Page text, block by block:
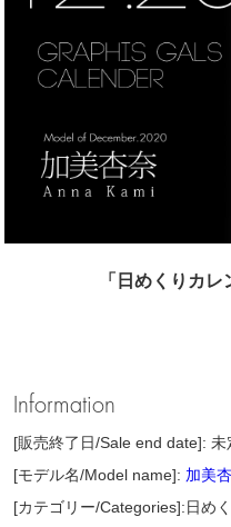
「日めくりカレ
Information
[販売終了日/Sale end date]: 未
[モデル名/Model name]: 加美
[カテゴリー/Categories]:日め